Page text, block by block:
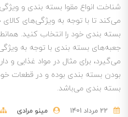
شناخت انواع مقوا بسته بندی و
می‌کند تا با توجه به ویژگی‌های کالای
بسته بندی خود را انتخاب کنید.
جعبه‌های بسته بندی با توجه به
می‌گیرد، برای مثال در مواد غذایی و
بودن بسته بندی بوده و در قطعات
بسته بندی می‌باشد.
مینو مرادی